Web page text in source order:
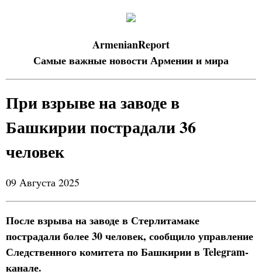
ArmenianReport
Самые важные новости Армении и мира
При взрыве на заводе в
Башкирии пострадали 36
человек
09 Августа 2025
После взрыва на заводе в Стерлитамаке
пострадали более 30 человек, сообщило управление
Следственного комитета по Башкирии в Telegram-
канале.